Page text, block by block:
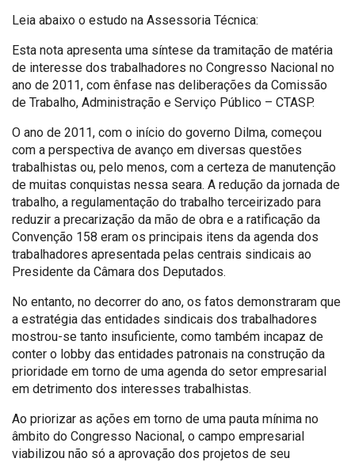
Leia abaixo o estudo na Assessoria Técnica:
Esta nota apresenta uma síntese da tramitação de matéria
de interesse dos trabalhadores no Congresso Nacional no
ano de 2011, com ênfase nas deliberações da Comissão
de Trabalho, Administração e Serviço Público – CTASP.
O ano de 2011, com o início do governo Dilma, começou
com a perspectiva de avanço em diversas questões
trabalhistas ou, pelo menos, com a certeza de manutenção
de muitas conquistas nessa seara. A redução da jornada de
trabalho, a regulamentação do trabalho terceirizado para
reduzir a precarização da mão de obra e a ratificação da
Convenção 158 eram os principais itens da agenda dos
trabalhadores apresentada pelas centrais sindicais ao
Presidente da Câmara dos Deputados.
No entanto, no decorrer do ano, os fatos demonstraram que
a estratégia das entidades sindicais dos trabalhadores
mostrou-se tanto insuficiente, como também incapaz de
conter o lobby das entidades patronais na construção da
prioridade em torno de uma agenda do setor empresarial
em detrimento dos interesses trabalhistas.
Ao priorizar as ações em torno de uma pauta mínima no
âmbito do Congresso Nacional, o campo empresarial
viabilizou não só a aprovação dos projetos de seu